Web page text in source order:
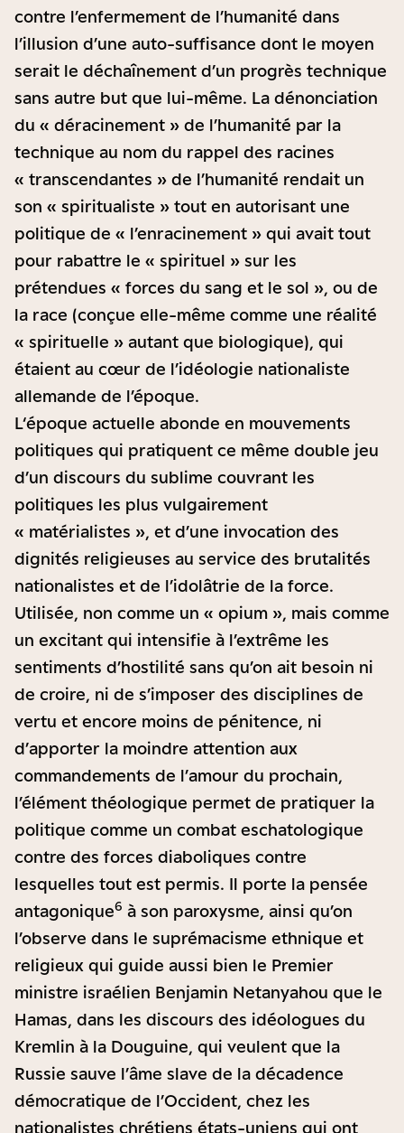
contre l’enfermement de l’humanité dans
l’illusion d’une auto-suffisance dont le moyen
serait le déchaînement d’un progrès technique
sans autre but que lui-même. La dénonciation
du « déracinement » de l’humanité par la
technique au nom du rappel des racines
« transcendantes » de l’humanité rendait un
son « spiritualiste » tout en autorisant une
politique de « l’enracinement » qui avait tout
pour rabattre le « spirituel » sur les
prétendues « forces du sang et le sol », ou de
la race (conçue elle-même comme une réalité
« spirituelle » autant que biologique), qui
étaient au cœur de l’idéologie nationaliste
allemande de l’époque.
L‘époque actuelle abonde en mouvements
politiques qui pratiquent ce même double jeu
d’un discours du sublime couvrant les
politiques les plus vulgairement
« matérialistes », et d’une invocation des
dignités religieuses au service des brutalités
nationalistes et de l’idolâtrie de la force.
Utilisée, non comme un « opium », mais comme
un excitant qui intensifie à l’extrême les
sentiments d’hostilité sans qu’on ait besoin ni
de croire, ni de s’imposer des disciplines de
vertu et encore moins de pénitence, ni
d’apporter la moindre attention aux
commandements de l’amour du prochain,
l’élément théologique permet de pratiquer la
politique comme un combat eschatologique
contre des forces diaboliques contre
lesquelles tout est permis. Il porte la pensée
antagonique6 à son paroxysme, ainsi qu’on
l’observe dans le suprémacisme ethnique et
religieux qui guide aussi bien le Premier
ministre israélien Benjamin Netanyahou que le
Hamas, dans les discours des idéologues du
Kremlin à la Douguine, qui veulent que la
Russie sauve l’âme slave de la décadence
démocratique de l’Occident, chez les
nationalistes chrétiens états-uniens qui ont